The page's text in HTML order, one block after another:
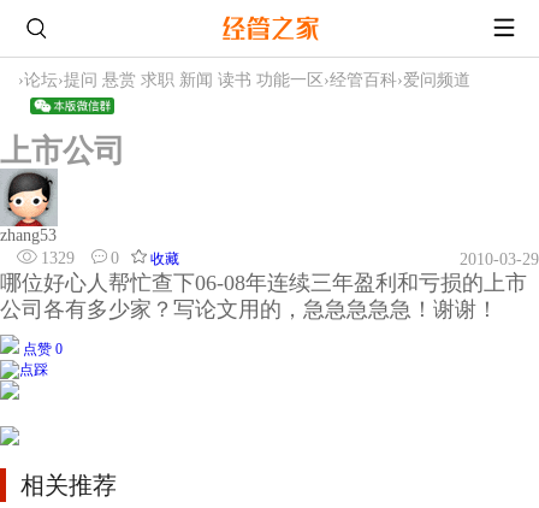
›论坛›提问 悬赏 求职 新闻 读书 功能一区 ›经管百科›爱问频道
上市公司
zhang53
1329
0 收藏 2010-03-29
哪位好心人帮忙查下06-08年连续三年盈利和亏损的上市
公司各有多少家？写论文用的，急急急急急！谢谢！
点赞 0
相关推荐